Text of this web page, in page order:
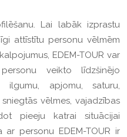
Lai labāk izprastu
attīstītu personu vēlmēm
EDEM-TOUR var
veikto līdzšinējo
ilgumu, apjomu, saturu,
vēlmes, vajadzības
pieeju katrai situācijai
personu EDEM-TOUR ir